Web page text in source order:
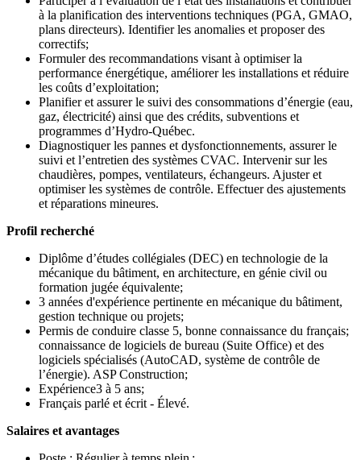
à la planification des interventions techniques (PGA, GMAO,
plans directeurs). Identifier les anomalies et proposer des
correctifs;
Formuler des recommandations visant à optimiser la
performance énergétique, améliorer les installations et réduire
les coûts d’exploitation;
Planifier et assurer le suivi des consommations d’énergie (eau,
gaz, électricité) ainsi que des crédits, subventions et
programmes d’Hydro-Québec.
Diagnostiquer les pannes et dysfonctionnements, assurer le
suivi et l’entretien des systèmes CVAC. Intervenir sur les
chaudières, pompes, ventilateurs, échangeurs. Ajuster et
optimiser les systèmes de contrôle. Effectuer des ajustements
et réparations mineures.
Profil recherché
Diplôme d’études collégiales (DEC) en technologie de la
mécanique du bâtiment, en architecture, en génie civil ou
formation jugée équivalente;
3 années d'expérience pertinente en mécanique du bâtiment,
gestion technique ou projets;
Permis de conduire classe 5, bonne connaissance du français;
connaissance de logiciels de bureau (Suite Office) et des
logiciels spécialisés (AutoCAD, système de contrôle de
l’énergie). ASP Construction;
Expérience3 à 5 ans;
Français parlé et écrit - Élevé.
Salaires et avantages